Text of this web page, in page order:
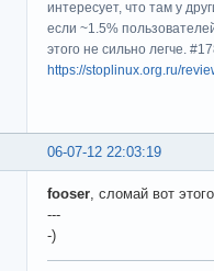
интересует, что там у
если ~1.5%
этого не сильно легче.
https://stoplinux.org.ru/
06-07-12 22:03:19
fooser , сломай вот
---
-)